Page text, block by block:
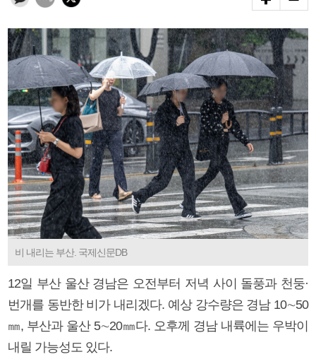
비 내리는 부산. 국제신문DB
12일 부산 울산 경남은 오전부터 저녁 사이 돌풍과 천둥·
번개를 동반한 비가 내리겠다. 예상 강수량은 경남 10∼50
㎜, 부산과 울산 5∼20㎜다. 오후께 경남 내륙에는 우박이
내릴 가능성도 있다.